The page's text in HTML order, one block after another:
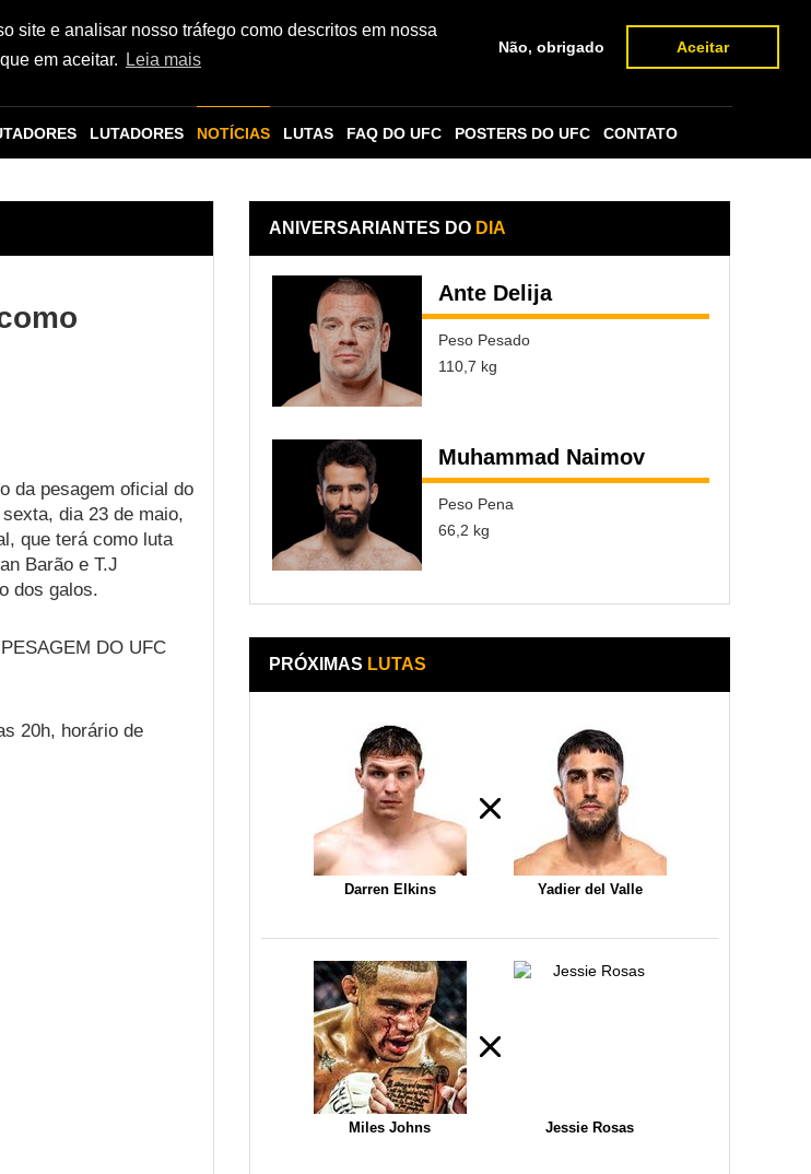
site e analisar nosso tráfego como descritos em nossa
em aceitar.
Leia mais
Não, obrigado Aceitar
LUTADORES NOTÍCIAS LUTAS FAQ DO UFC POSTERS DO UFC CONTATO
da pesagem oficial do
dia 23 de maio,
que terá como luta
Barão e T.J
dos galos.
DO UFC
20h, horário de
ANIVERSARIANTES DO DIA
Ante Delija
Peso Pesado
110,7 kg
Muhammad Naimov
Peso Pena
66,2 kg
PRÓXIMAS LUTAS
Darren Elkins Yadier del Valle
Miles Johns Jessie Rosas